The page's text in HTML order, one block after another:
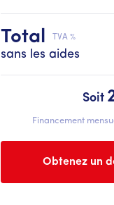
Total TVA %
sans les aides
Soit
Financement
Obtenez un